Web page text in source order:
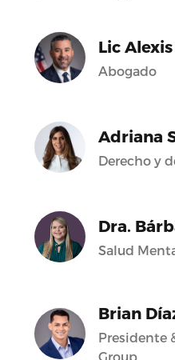
Lic
Abogado
Adriana
Derecho y
Dra.
Salud
Brian
Presidente
Group